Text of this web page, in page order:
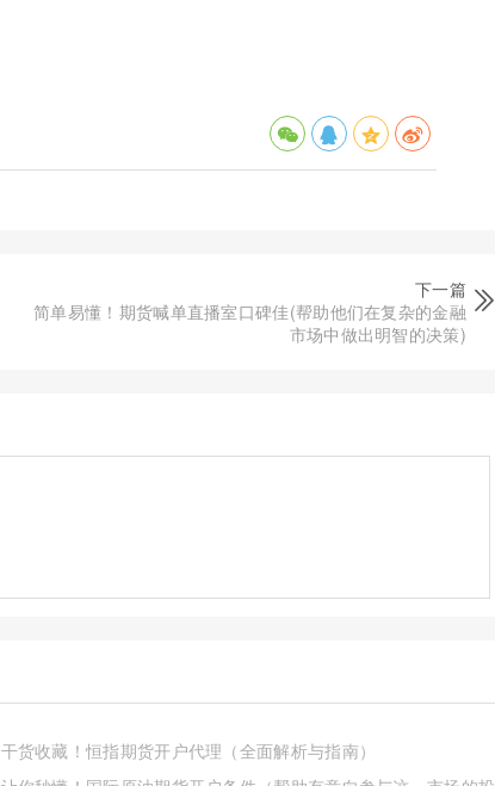
下一篇
简单易懂！期货喊单直播室口碑佳(帮助他们在复杂的金融
市场中做出明智的决策)
干货收藏！恒指期货开户代理（全面解析与指南）